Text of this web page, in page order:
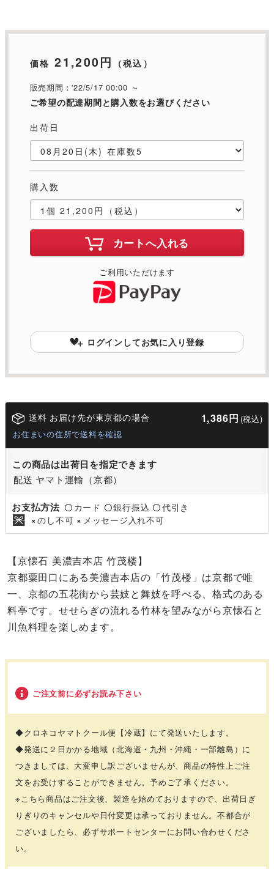
価格 21,200円 （税込）
販売期間：'22/5/17 00:00 ～
ご希望の配達期間と購入数をお選びください
出荷日
購入数
カートへ入れる
ご利用いただけます
ログインしてお気に入り登録
送料 お届け先が東京都の場合 1,386円 (税込)
お住まいの住所で送料を確認
この商品は出荷日を指定できます
配送 ヤマト運輸（京都）
お支払方法 〇 カード 〇銀行振込 〇代引き
× のし不可 × メッセージ入れ不可
【京懐石 美濃吉本店 竹茂楼】
京都粟田口にある美濃吉本店の「竹茂楼」は京都で唯
一、京都の五花街から芸妓と舞妓を呼べる、格式のある
料亭です。せせらぎの流れる竹林を望みながら京懐石と
川魚料理を楽しめます。
ご注文前に必ずお読み下さい
◆クロネコヤマトクール便【冷蔵】にて発送いたします。
◆発送に２日かかる地域（北海道・九州・沖縄・一部離島）に
つきましては、大変申し訳ございませんが、商品の特性上ご注
文をお受けすることができません。予めご了承ください。
※こちら商品はご注文後、製造を始めておりますので、出荷日ぎ
りぎりのキャンセルや日付変更は承っておりません。不都合が
ございましたら、必ずサポートセンターにお問い合わせくださ
い。